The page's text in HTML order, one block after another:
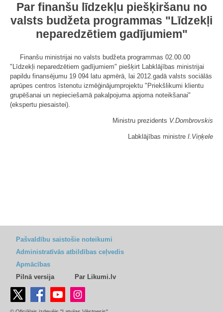
Par finanšu līdzekļu piešķiršanu no
valsts budžeta programmas "Līdzekļi
neparedzētiem gadījumiem"
Finanšu ministrijai no valsts budžeta programmas 02.00.00
"Līdzekļi neparedzētiem gadījumiem" piešķirt Labklājības ministrijai
papildu finansējumu 19 094 latu apmērā, lai 2012.gadā valsts sociālās
aprūpes centros īstenotu izmēģinājumprojektu "Priekšlikumi klientu
grupēšanai un nepieciešamā pakalpojuma apjoma noteikšanai"
(ekspertu piesaistei).
Ministru prezidents V.Dombrovskis
Labklājības ministre I.Viņķele
Pašvaldību saistošie noteikumi
Administratīvās atbildības ceļvedis
Apmācības
Pilnā versija
Par Likumi.lv